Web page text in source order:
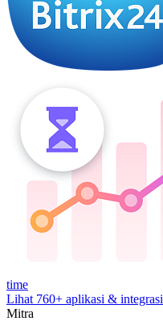
time
Lihat 760+ aplikasi & integrasi
Mitra